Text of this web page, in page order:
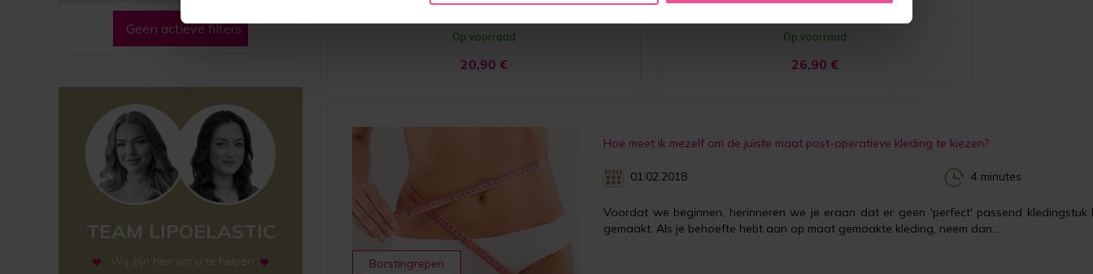
Geen actieve filters
TEAM LIPOELASTIC
Wij zijn hier om u te helpen
Op voorraad
20,90 €
Op voorraad
26,90 €
Borstingrepen
Hoe meet ik mezelf om de juiste maat post-operatieve kleding te kiezen?
01.02.2018 4 minutes
Voordat we beginnen, herinneren we je eraan dat er geen 'perfect' passend
gemaakt. Als je behoefte hebt aan op maat gemaakte kleding, neem dan...